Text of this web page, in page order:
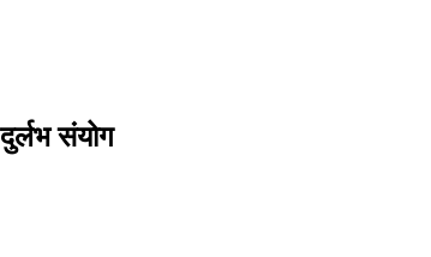
संयोग